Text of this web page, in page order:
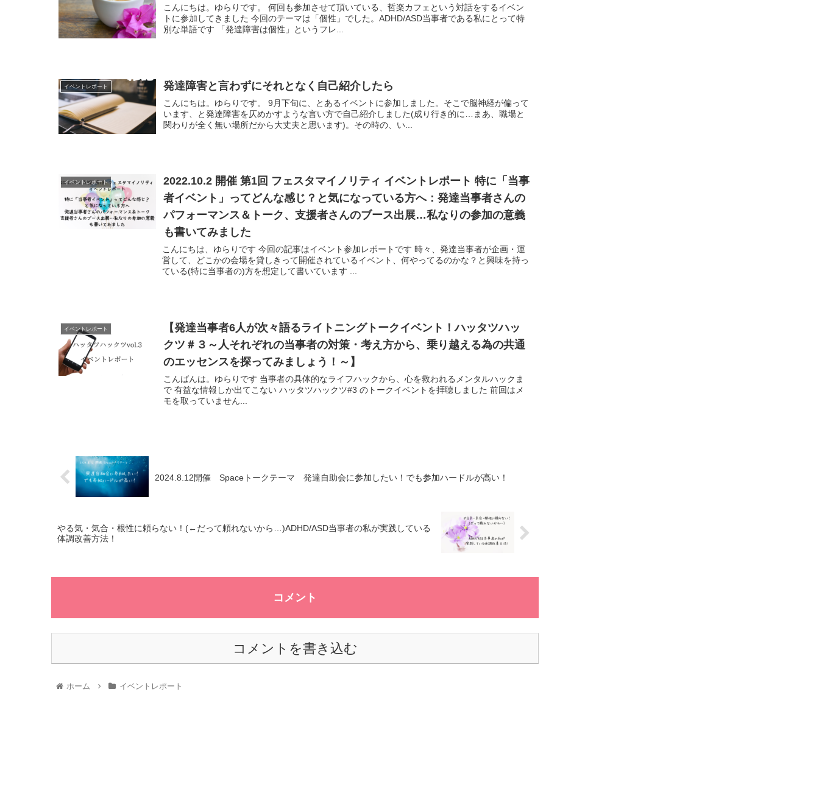
こんにちは。ゆらりです。 何回も参加させて頂いている、哲楽カフェという対話をするイベン
トに参加してきました 今回のテーマは「個性」でした。ADHD/ASD当事者である私にとって特
別な単語です 「発達障害は個性」というフレ...
イベントレポート 発達障害と言わずにそれとなく自己紹介したら
こんにちは。ゆらりです。 9月下旬に、とあるイベントに参加しました。そこで脳神経が偏って
います、と発達障害を仄めかすような言い方で自己紹介しました(成り行き的に…まあ、職場と
関わりが全く無い場所だから大丈夫と思います)。その時の、い...
イベントレポート
2022.10.2 開催 第1回 フェスタマイノリティ イベントレポート 特に「当事
者イベント」ってどんな感じ？と気になっている方へ：発達当事者さんの
パフォーマンス＆トーク、支援者さんのブース出展…私なりの参加の意義
も書いてみました
こんにちは、ゆらりです 今回の記事はイベント参加レポートです 時々、発達当事者が企画・運
営して、どこかの会場を貸しきって開催されているイベント、何やってるのかな？と興味を持っ
ている(特に当事者の)方を想定して書いています ...
イベントレポート
【発達当事者6人が次々語るライトニングトークイベント！ハッタツハッ
クツ＃３～人それぞれの当事者の対策・考え方から、乗り越える為の共通
のエッセンスを探ってみましょう！～】
こんばんは。ゆらりです 当事者の具体的なライフハックから、心を救われるメンタルハックま
で 有益な情報しか出てこない ハッタツハックツ#3 のトークイベントを拝聴しました 前回はメ
モを取っていません...
2024.8.12開催 Spaceトークテーマ 発達自助会に参加したい！でも参加ハードルが高い！
やる気・気合・根性に頼らない！(←だって頼れないから…)ADHD/ASD当事者の私が実践している
体調改善方法！
コメント
コメントを書き込む
ホーム イベントレポート